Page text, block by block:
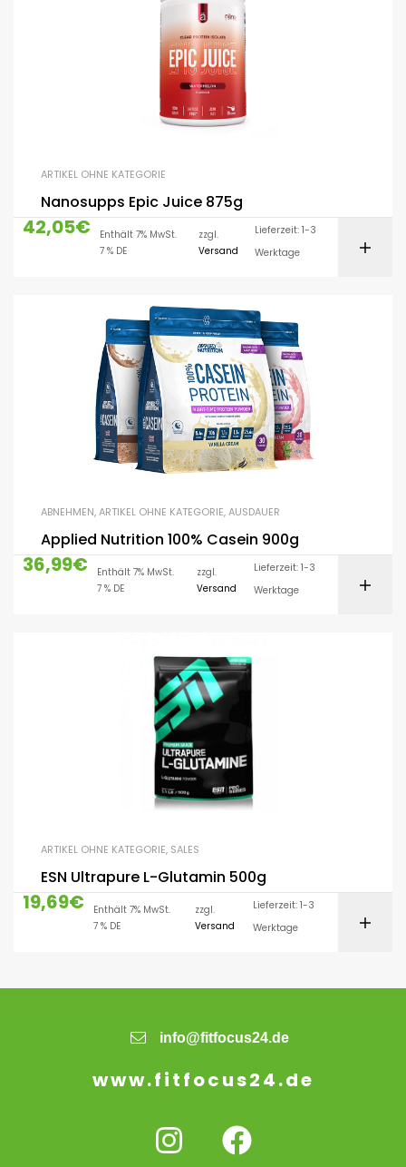
ARTIKEL OHNE KATEGORIE
Nanosupps Epic Juice 875g
42,05€
Enthält 7% MwSt.
7 % DE
zzgl.
Versand
Lieferzeit: 1-3
Werktage
ABNEHMEN,ARTIKEL OHNE KATEGORIE,AUSDAUER
Applied Nutrition 100% Casein 900g
36,99€
Enthält 7% MwSt.
7 % DE
zzgl.
Versand
Lieferzeit: 1-3
Werktage
ARTIKEL OHNE KATEGORIE, SALES
ESN Ultrapure L-Glutamin 500g
19,69€
Enthält 7% MwSt.
7 % DE
zzgl.
Versand
Lieferzeit: 1-3
Werktage
info@fitfocus24.de
www.fitfocus24.de